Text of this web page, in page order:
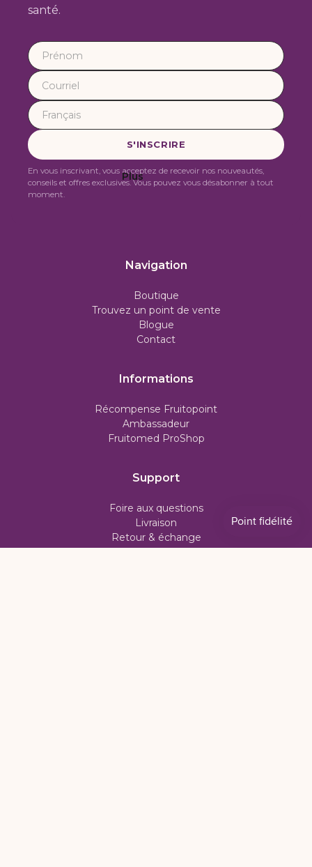
Plus
santé.
En vous inscrivant, vous acceptez de recevoir nos nouveautés,
conseils et offres exclusives. Vous pouvez vous désabonner à tout
moment.
Navigation
Boutique
Trouvez un point de vente
Blogue
Contact
Informations
Récompense Fruitopoint
Ambassadeur
Fruitomed ProShop
Support
Foire aux questions
Livraison
Retour & échange
Politique d'abonnement